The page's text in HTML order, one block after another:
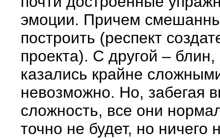
эмоции. Причем
построить (респект
проекта). С другой –
казались крайне
невозможно. Но, забегая
сложность, все они
точно не будет, но ничего